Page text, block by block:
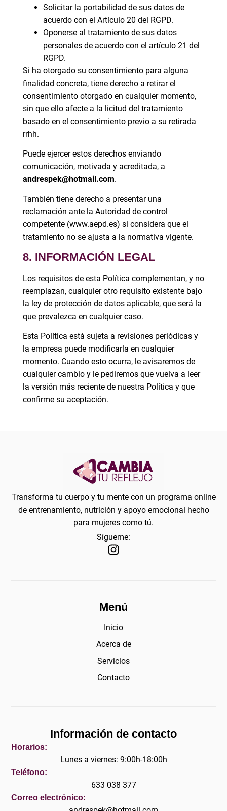
Solicitar la portabilidad de sus datos de
acuerdo con el Artículo 20 del RGPD.
Oponerse al tratamiento de sus datos
personales de acuerdo con el artículo 21 del
RGPD.
Si ha otorgado su consentimiento para alguna
finalidad concreta, tiene derecho a retirar el
consentimiento otorgado en cualquier momento,
sin que ello afecte a la licitud del tratamiento
basado en el consentimiento previo a su retirada
rrhh.
Puede ejercer estos derechos enviando
comunicación, motivada y acreditada, a
andrespek@hotmail.com.
También tiene derecho a presentar una
reclamación ante la Autoridad de control
competente (www.aepd.es) si considera que el
tratamiento no se ajusta a la normativa vigente.
8. INFORMACIÓN LEGAL
Los requisitos de esta Política complementan, y no
reemplazan, cualquier otro requisito existente bajo
la ley de protección de datos aplicable, que será la
que prevalezca en cualquier caso.
Esta Política está sujeta a revisiones periódicas y
la empresa puede modificarla en cualquier
momento. Cuando esto ocurra, le avisaremos de
cualquier cambio y le pediremos que vuelva a leer
la versión más reciente de nuestra Política y que
confirme su aceptación.
Transforma tu cuerpo y tu mente con un programa online
de entrenamiento, nutrición y apoyo emocional hecho
para mujeres como tú.
Sígueme:
Menú
Inicio
Acerca de
Servicios
Contacto
Información de contacto
Horarios:
Lunes a viernes: 9:00h-18:00h
Teléfono:
633 038 377
Correo electrónico: